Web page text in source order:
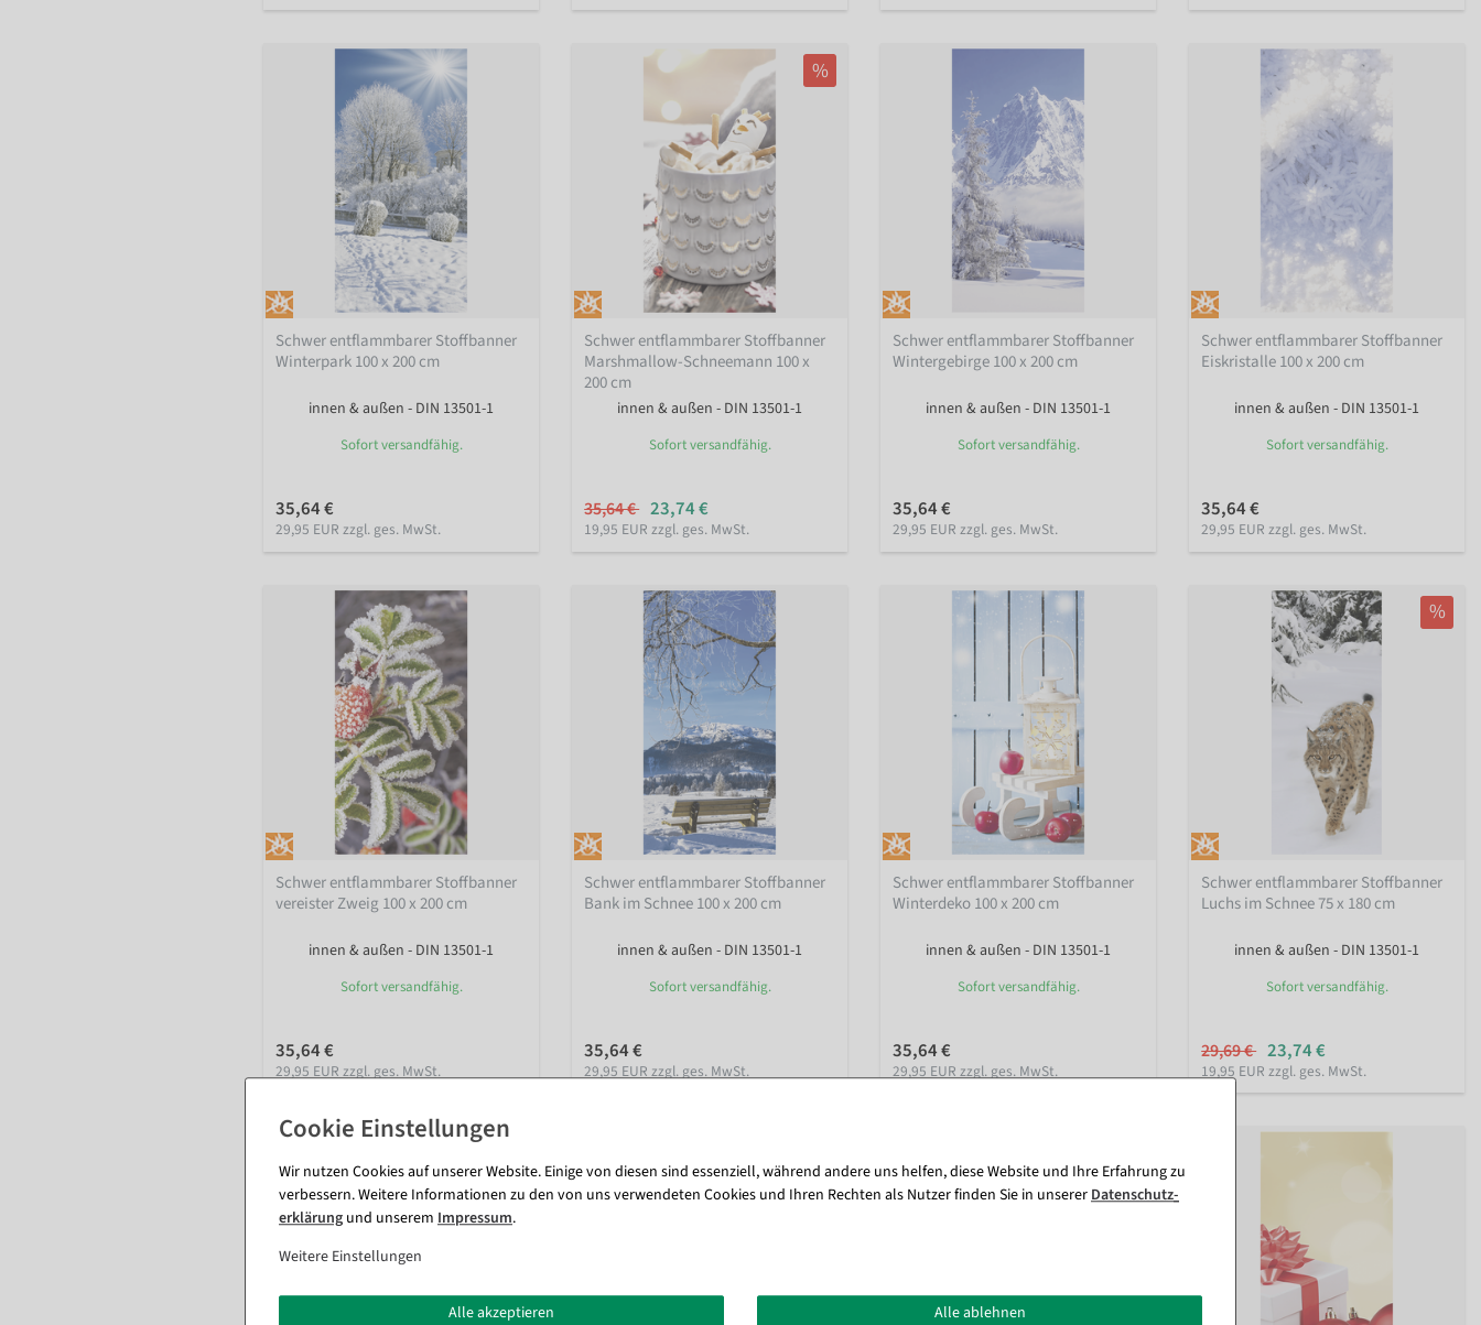
Schwer entflammbarer Stoffbanner
Winterpark 100 x 200 cm
innen & außen - DIN 13501-1
Sofort versandfähig.
35,64 €
29,95 EUR zzgl. ges. MwSt.
%
Schwer entflammbarer Stoffbanner
Marshmallow-Schneemann 100 x
200 cm
innen & außen - DIN 13501-1
Sofort versandfähig.
35,64 € 23,74 €
19,95 EUR zzgl. ges. MwSt.
Schwer entflammbarer Stoffbanner
Wintergebirge 100 x 200 cm
innen & außen - DIN 13501-1
Sofort versandfähig.
35,64 €
29,95 EUR zzgl. ges. MwSt.
Schwer entflammbarer Stoffbanner
Eiskristalle 100 x 200 cm
innen & außen - DIN 13501-1
Sofort versandfähig.
35,64 €
29,95 EUR zzgl. ges. MwSt.
Schwer entflammbarer Stoffbanner
vereister Zweig 100 x 200 cm
innen & außen - DIN 13501-1
Sofort versandfähig.
35,64 €
29,95 EUR zzgl. ges. MwSt.
Schwer entflammbarer Stoffbanner
Bank im Schnee 100 x 200 cm
innen & außen - DIN 13501-1
Sofort versandfähig.
35,64 €
29,95 EUR zzgl. ges. MwSt.
Schwer entflammbarer Stoffbanner
Winterdeko 100 x 200 cm
innen & außen - DIN 13501-1
Sofort versandfähig.
35,64 €
29,95 EUR zzgl. ges. MwSt.
%
Schwer entflammbarer Stoffbanner
Luchs im Schnee 75 x 180 cm
innen & außen - DIN 13501-1
Sofort versandfähig.
29,69 € 23,74 €
19,95 EUR zzgl. ges. MwSt.
Wir nutzen Cookies auf unserer Website. Einige von diesen sind essenziell, während andere uns helfen, diese Website und Ihre Erfahrung zu
verbessern. Weitere Informationen zu den von uns verwendeten Cookies und Ihren Rechten als Nutzer finden Sie in unserer Daten­schutz­
erklärung und unserem Impressum.
Weitere Einstellungen
Alle akzeptieren Alle ablehnen